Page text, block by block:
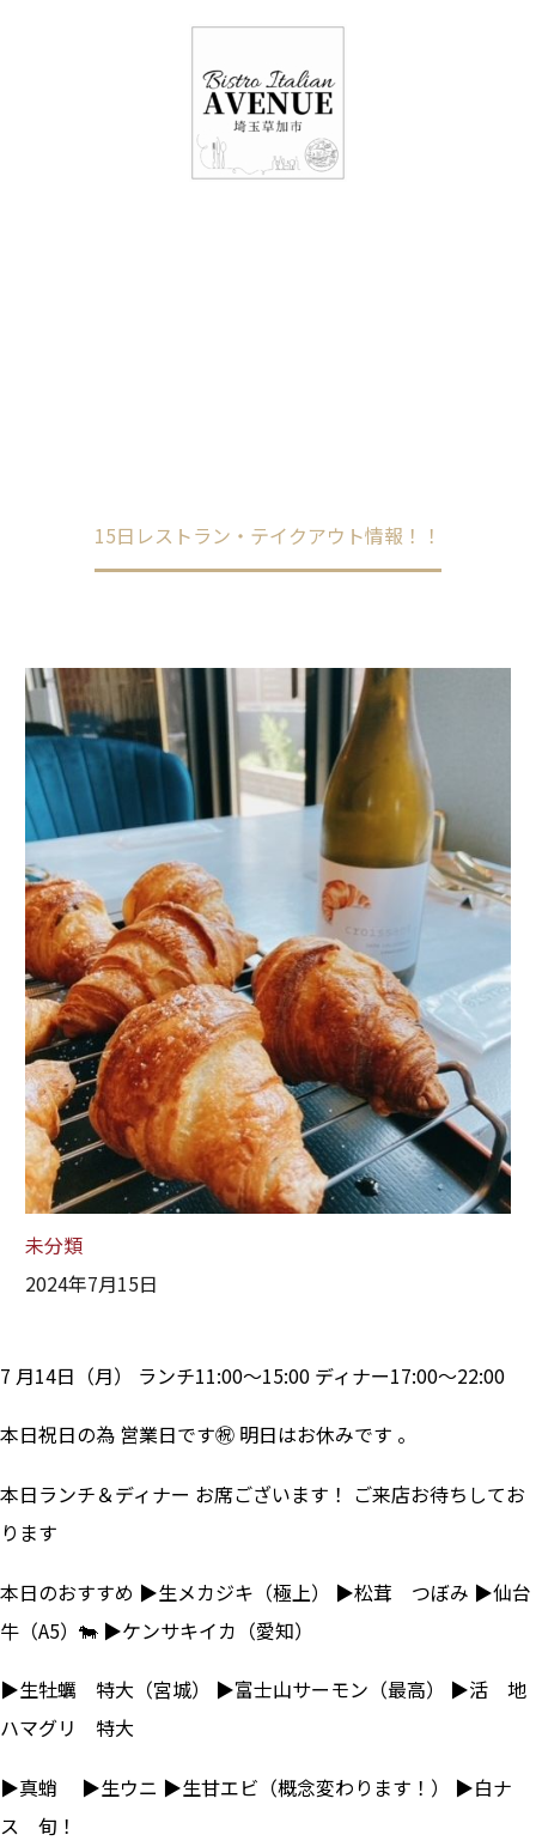
15日レストラン・テイクアウト情報！！
未分類
2024年7月15日
7 月14日（月） ランチ11:00～15:00 ディナー17:00～22:00
本日祝日の為 営業日です㊗ 明日はお休みです 。
本日ランチ＆ディナー お席ございます！ ご来店お待ちしてお
ります
本日のおすすめ ▶生メカジキ（極上） ▶松茸 つぼみ ▶仙台
牛（A5）🐄 ▶ケンサキイカ（愛知）
▶生牡蠣 特大（宮城） ▶富士山サーモン（最高） ▶活 地
ハマグリ 特大
▶真蛸 ▶生ウニ ▶生甘エビ（概念変わります！） ▶白ナ
ス 旬！